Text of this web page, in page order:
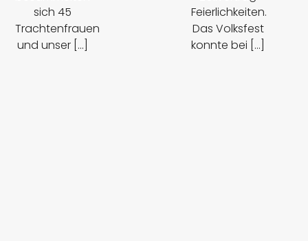
sich 45
Trachtenfrauen
und unser [...]
Feierlichkeiten.
Das Volksfest
konnte bei [...]